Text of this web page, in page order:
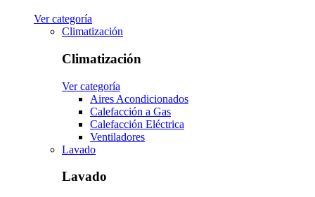
Ver categoría
Climatización
Climatización
Ver categoría
Aires Acondicionados
Calefacción a Gas
Calefacción Eléctrica
Ventiladores
Lavado
Lavado